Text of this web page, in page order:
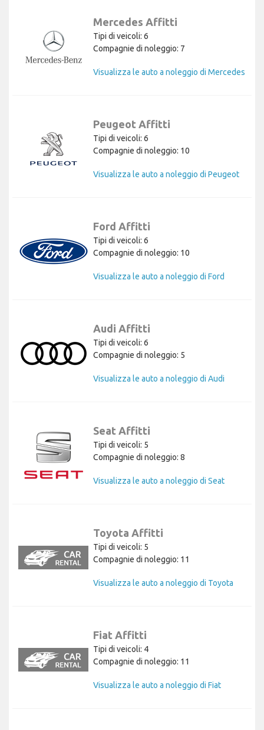
Mercedes Affitti
Tipi di veicoli: 6
Compagnie di noleggio: 7
Visualizza le auto a noleggio di Mercedes
Peugeot Affitti
Tipi di veicoli: 6
Compagnie di noleggio: 10
Visualizza le auto a noleggio di Peugeot
Ford Affitti
Tipi di veicoli: 6
Compagnie di noleggio: 10
Visualizza le auto a noleggio di Ford
Audi Affitti
Tipi di veicoli: 6
Compagnie di noleggio: 5
Visualizza le auto a noleggio di Audi
Seat Affitti
Tipi di veicoli: 5
Compagnie di noleggio: 8
Visualizza le auto a noleggio di Seat
Toyota Affitti
Tipi di veicoli: 5
Compagnie di noleggio: 11
Visualizza le auto a noleggio di Toyota
Fiat Affitti
Tipi di veicoli: 4
Compagnie di noleggio: 11
Visualizza le auto a noleggio di Fiat